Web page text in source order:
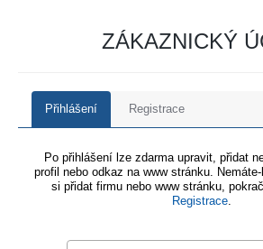
ZÁKAZNICKÝ
Přihlášení Registrace
Po přihlášení lze zdarma upravit, přidat
profil nebo odkaz na www stránku.
si přidat firmu nebo www stránku,
Registrace.